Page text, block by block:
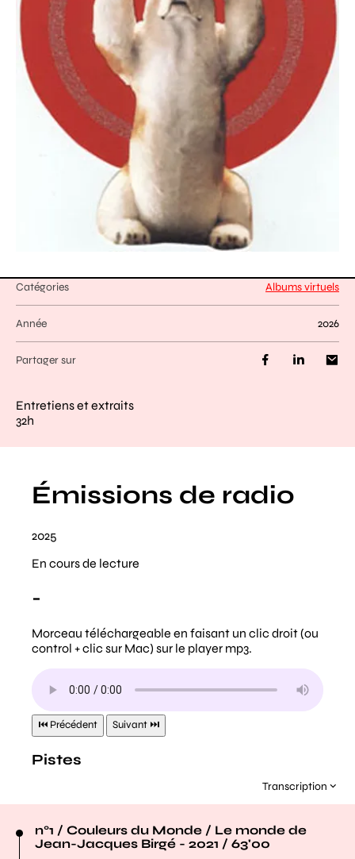
Catégories Albums virtuels
Année 2026
Partager sur
Entretiens et extraits
32h
Transcription
n°1 / Couleurs du Monde / Le monde de
Jean-Jacques Birgé - 2021 / 63'00